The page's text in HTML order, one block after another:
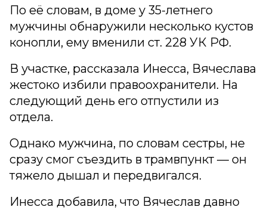
По её словам, в доме у 35-летнего
мужчины обнаружили несколько кустов
конопли, ему вменили ст. 228 УК РФ.
В участке, рассказала Инесса, Вячеслава
жестоко избили правоохранители. На
следующий день его отпустили из
отдела.
Однако мужчина, по словам сестры, не
сразу смог съездить в трамвпункт — он
тяжело дышал и передвигался.
Инесса добавила, что Вячеслав давно